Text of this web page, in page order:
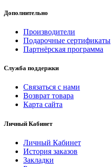
Дополнительно
Производители
Подарочные сертификаты
Партнёрская программа
Служба поддержки
Связаться с нами
Возврат товара
Карта сайта
Личный Кабинет
Личный Кабинет
История заказов
Закладки